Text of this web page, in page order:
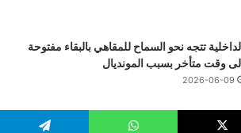
الداخلية تتجه نحو السماح للمقاهي بالبقاء مفتوحة
إلى وقت متأخر بسبب المونديال
2026-06-09